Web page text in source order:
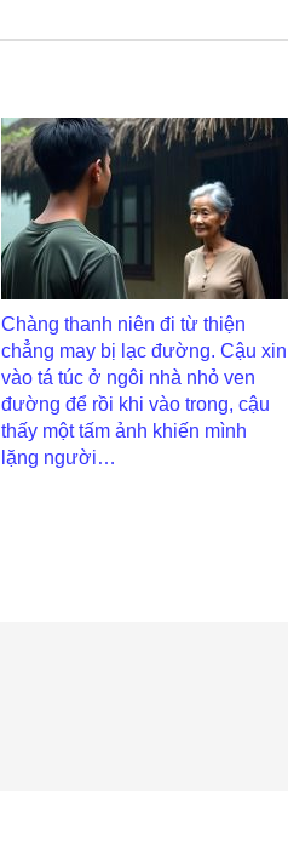
Chàng thanh niên đi từ thiện
chẳng may bị lạc đường. Cậu xin
vào tá túc ở ngôi nhà nhỏ ven
đường để rồi khi vào trong, cậu
thấy một tấm ảnh khiến mình
lặng người…